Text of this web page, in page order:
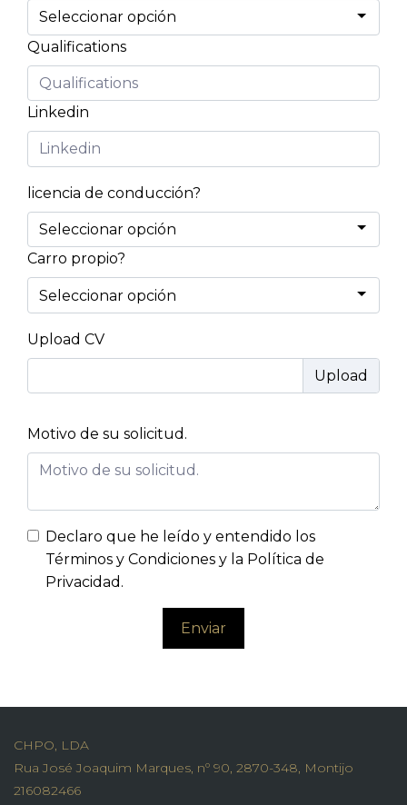
Qualifications
Linkedin
licencia de conducción?
Carro propio?
Upload CV
Motivo de su solicitud.
Declaro que he leído y entendido los
Términos y Condiciones y la Política de
Privacidad .
Enviar
CHPO, LDA
Rua José Joaquim Marques, nº 90, 2870-348, Montijo
216082466